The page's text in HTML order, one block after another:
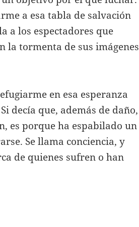
a esa tabla de salvación
a los espectadores que
la tormenta de sus imágenes
en esa esperanza
decía que, además de daño,
es porque ha espabilado un
Se llama conciencia, y
de quienes sufren o han